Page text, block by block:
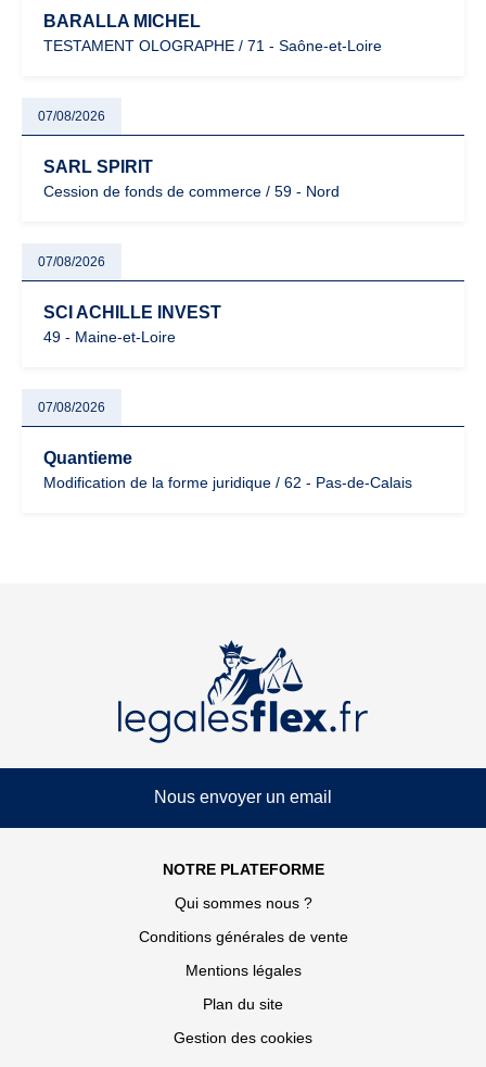
BARALLA MICHEL
TESTAMENT OLOGRAPHE / 71 - Saône-et-Loire
07/08/2026
SARL SPIRIT
Cession de fonds de commerce / 59 - Nord
07/08/2026
SCI ACHILLE INVEST
49 - Maine-et-Loire
07/08/2026
Quantieme
Modification de la forme juridique / 62 - Pas-de-Calais
Nous envoyer un email
NOTRE PLATEFORME
Qui sommes nous ?
Conditions générales de vente
Mentions légales
Plan du site
Gestion des cookies